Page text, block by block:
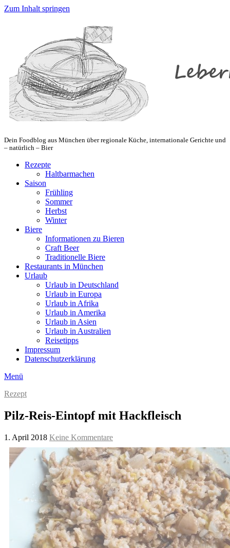
Zum Inhalt springen
Dein Foodblog aus München über regionale Küche, internationale Gerichte und
– natürlich – Bier
Rezepte
Haltbarmachen
Saison
Frühling
Sommer
Herbst
Winter
Biere
Informationen zu Bieren
Craft Beer
Traditionelle Biere
Restaurants in München
Urlaub
Urlaub in Deutschland
Urlaub in Europa
Urlaub in Afrika
Urlaub in Amerika
Urlaub in Asien
Urlaub in Australien
Reisetipps
Impressum
Datenschutzerklärung
Menü
Rezept
Pilz-Reis-Eintopf mit Hackfleisch
1. April 2018 Keine Kommentare